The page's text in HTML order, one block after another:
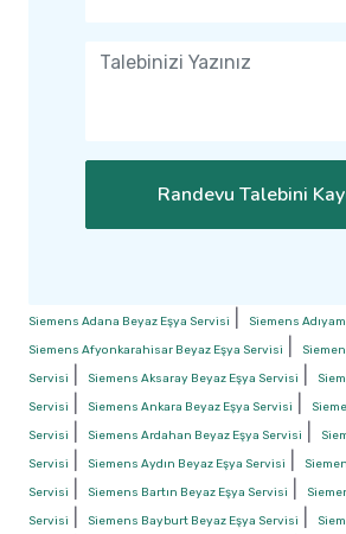
Randevu Talebini
Siemens Adana Beyaz Eşya Servisi Siemens
Siemens Afyonkarahisar Beyaz Eşya Servisi
Servisi
Siemens Aksaray Beyaz Eşya Servisi
Servisi
Siemens Ankara Beyaz Eşya Servisi
Servisi
Siemens Ardahan Beyaz Eşya Servisi
Servisi
Siemens Aydın Beyaz Eşya Servisi
Servisi
Siemens Bartın Beyaz Eşya Servisi
Servisi
Siemens Bayburt Beyaz Eşya Servisi